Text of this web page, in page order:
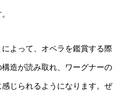
よって、オペラを鑑賞する際
造が読み取れ、ワーグナーの
じられるようになります。ぜ